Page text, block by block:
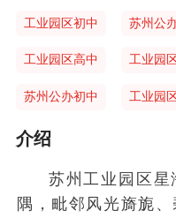
工业园区初中 苏州公
工业园区高中 工业园
苏州公办初中 工业园
介绍
苏州工业园区
隅，毗邻风光旖旎